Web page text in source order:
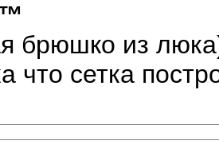
брюшко из
что сетка